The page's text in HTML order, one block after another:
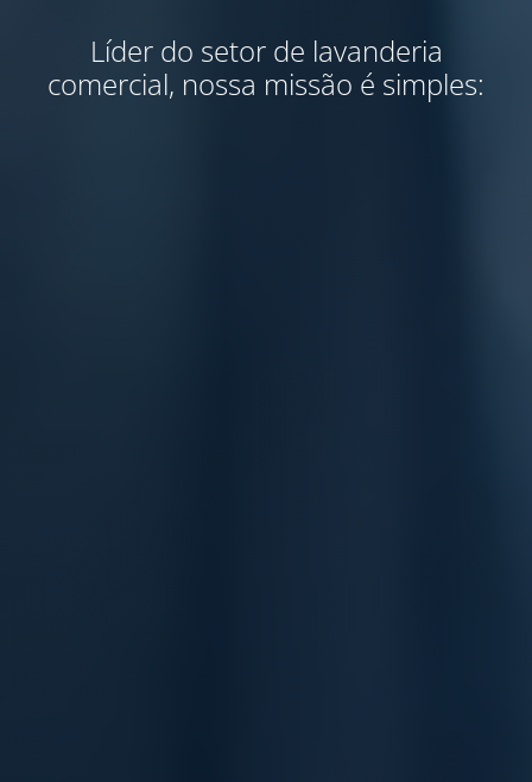
Líder do setor de lavanderia
comercial, nossa missão é simples: